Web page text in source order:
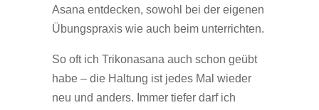
Asana entdecken, sowohl bei der eigenen
Übungspraxis wie auch beim unterrichten.
So oft ich Trikonasana auch schon geübt
habe – die Haltung ist jedes Mal wieder
neu und anders. Immer tiefer darf ich